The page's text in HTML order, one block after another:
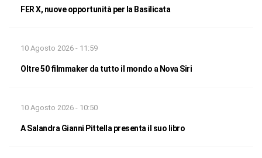
FER X, nuove opportunità per la Basilicata
10 Agosto 2026 - 11:59
Oltre 50 filmmaker da tutto il mondo a Nova Siri
10 Agosto 2026 - 10:50
A Salandra Gianni Pittella presenta il suo libro